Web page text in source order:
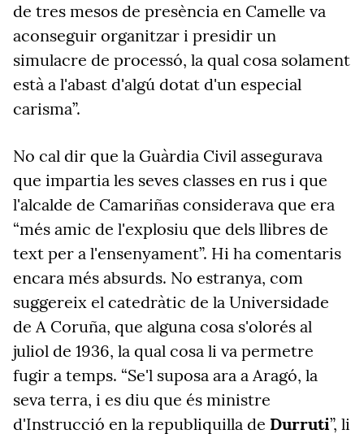
de tres mesos de presència en Camelle va
aconseguir organitzar i presidir un
simulacre de processó, la qual cosa solament
està a l'abast d'algú dotat d'un especial
carisma”.
No cal dir que la Guàrdia Civil assegurava
que impartia les seves classes en rus i que
l'alcalde de Camariñas considerava que era
“més amic de l'explosiu que dels llibres de
text per a l'ensenyament”. Hi ha comentaris
encara més absurds. No estranya, com
suggereix el catedràtic de la Universidade
de A Coruña, que alguna cosa s'olorés al
juliol de 1936, la qual cosa li va permetre
fugir a temps. “Se'l suposa ara a Aragó, la
seva terra, i es diu que és ministre
d'Instrucció en la republiquilla de Durruti”, li